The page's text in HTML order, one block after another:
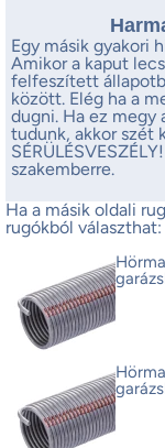
Egy másik gyakori
Amikor a kaput
felfeszített
között. Elég ha a
dugni. Ha ez megy
tudunk, akkor szét
szakemberre.
Ha a másik oldali
rugókból választhat: